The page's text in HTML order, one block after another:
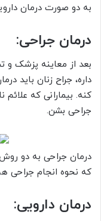
به دو صورت درمان
درمان جراحی:
بعد از معاینه پزشک و
داره، جراح زنان باید
کنه. بیمارانی که علائم
جراحی بشن.
درمان جراحی به دو
که نحوه انجام
درمان دارویی: